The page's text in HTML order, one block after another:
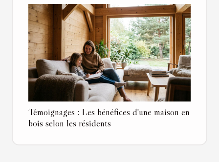
Témoignages : Les bénéfices d'une maison en
bois selon les résidents